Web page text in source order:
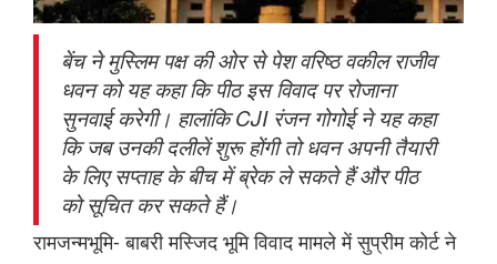
बेंच ने मुस्लिम पक्ष की ओर से पेश वरिष्ठ वकील राजीव
धवन को यह कहा कि पीठ इस विवाद पर रोजाना
सुनवाई करेगी। हालांकि CJI रंजन गोगोई ने यह कहा
कि जब उनकी दलीलें शुरू होंगी तो धवन अपनी तैयारी
के लिए सप्ताह के बीच में ब्रेक ले सकते हैं और पीठ
को सूचित कर सकते हैं।
रामजन्मभूमि- बाबरी मस्जिद भूमि विवाद मामले में सुप्रीम कोर्ट ने